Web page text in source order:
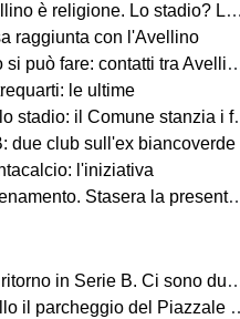
Lo stadio? Lo faremo..."
raggiunta con l'Avellino
contatti tra Avellino e Catania
le ultime
il Comune stanzia i fondi
due club sull'ex biancoverde
l'iniziativa
Stasera la presentazione in Piazza
B. Ci sono due club sul francese
occupato. I tifosi possono parcheggiare al Campo Genova